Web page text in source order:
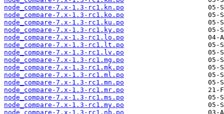
node_compare-7.x-1.3-rc1.kn.po
node_compare-7.x-1.3-rc1.ko.po
node_compare-7.x-1.3-rc1.ku.po
node_compare-7.x-1.3-rc1.ky.po
node_compare-7.x-1.3-rc1.lo.po
node_compare-7.x-1.3-rc1.lt.po
node_compare-7.x-1.3-rc1.lv.po
node_compare-7.x-1.3-rc1.mg.po
node_compare-7.x-1.3-rc1.mk.po
node_compare-7.x-1.3-rc1.ml.po
node_compare-7.x-1.3-rc1.mn.po
node_compare-7.x-1.3-rc1.mr.po
node_compare-7.x-1.3-rc1.ms.po
node_compare-7.x-1.3-rc1.my.po
node_compare-7.x-1.3-rc1.nb.po